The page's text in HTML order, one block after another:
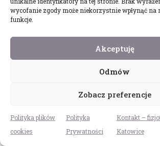
wycofanie zgody może niekorzystnie wpłynąć na
funkcje.
Akceptuję
Odmów
Zobacz preferencje
Polityka plików
cookies
Polityka
Prywatności
Kontakt –
Katowice